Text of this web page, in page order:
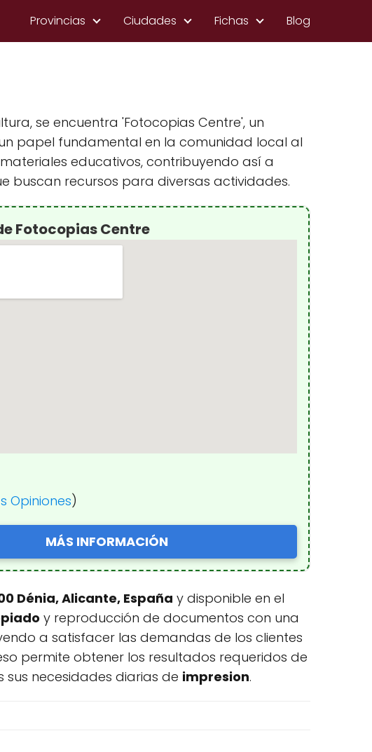
Provincias Ciudades Fichas Blog
se encuentra 'Fotocopias Centre', un
papel fundamental en la comunidad local al
educativos, contribuyendo así a
buscan recursos para diversas actividades.
Fotocopias Centre
Opiniones)
MÁS INFORMACIÓN
Dénia, Alicante, España y disponible en el
y reproducción de documentos con una
a satisfacer las demandas de los clientes
permite obtener los resultados requeridos de
necesidades diarias de impresion.